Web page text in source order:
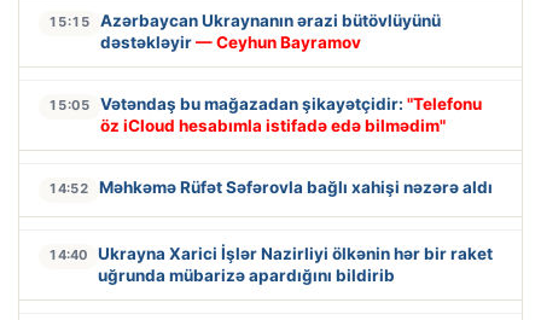
15:15
Azərbaycan Ukraynanın ərazi bütövlüyünü
dəstəkləyir— Ceyhun Bayramov
15:05 Vətəndaş bu mağazadan şikayətçidir: "Telefonu
öz iCloud hesabımla istifadə edə bilmədim"
14:52 Məhkəmə Rüfət Səfərovla bağlı xahişi nəzərə aldı
14:40
Ukrayna Xarici İşlər Nazirliyi ölkənin hər bir raket
uğrunda mübarizə apardığını bildirib